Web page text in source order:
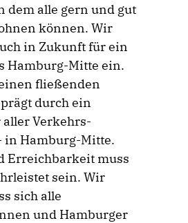
dem alle gern und gut
können. Wir
in Zukunft für ein
Hamburg-Mitte ein.
fließenden
durch ein
Verkehrs­
in Hamburg-Mitte.
Erreichbarkeit muss
sein. Wir
sich alle
und Hamburger